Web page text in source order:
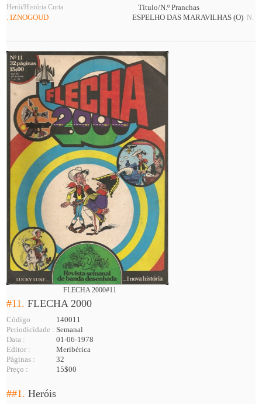
Herói/História Curta
Título/N.º Pranchas
. IZNOGOUD
ESPELHO DAS MARAVILHAS (O) N.
FLECHA 2000#11
#11.FLECHA 2000
Código
140011
Periodicidade : Semanal
Data :
01-06-1978
Editor :
Meribérica
Páginas :
32
Preço :
15$00
##1.Heróis